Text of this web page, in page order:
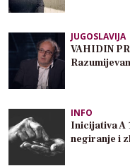
JUGOSLAVIJA
VAHIDIN
INFO
Inicijativa A
negiranje i